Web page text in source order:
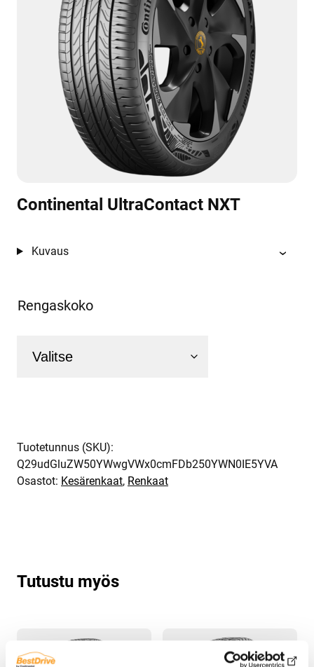
Continental UltraContact NXT
Kuvaus
Rengaskoko
Tuotetunnus (SKU):
Q29udGluZW50YWwgVWx0cmFDb250YWN0IE5YVA
Osastot: Kesärenkaat, Renkaat
Tutustu myös